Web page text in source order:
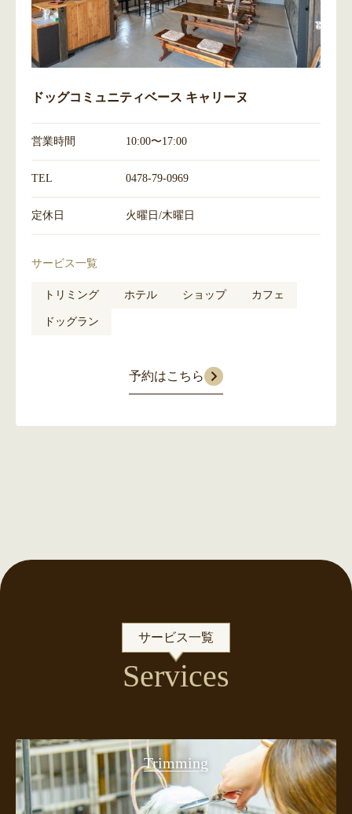
ドッグコミュニティベース キャリーヌ
営業時間 10:00〜17:00
TEL 0478-79-0969
定休日 火曜日/木曜日
サービス一覧
トリミング ホテル ショップ カフェ
ドッグラン
予約はこちら
サービス一覧
Services
Trimming